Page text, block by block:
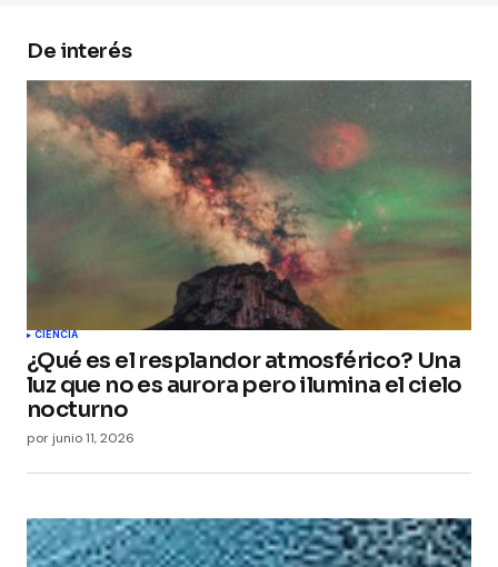
Your Name*
Your E-mail*
Guarda mi nombre, correo electrónico y web en
este navegador para la próxima vez que
Submit Comment
De interés
CIENCIA
¿Qué es el resplandor atmosférico? Una
luz que no es aurora pero ilumina el cielo
nocturno
por junio 11, 2026